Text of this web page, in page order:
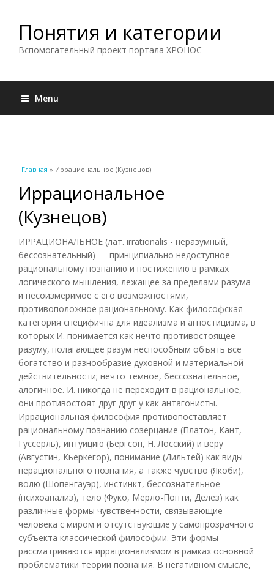
Понятия и категории
Вспомогательный проект портала ХРОНОС
Menu
Вы здесь
Главная » Иррациональное (Кузнецов)
Иррациональное
(Кузнецов)
ИРРАЦИОНАЛЬНОЕ (лат. irrationalis - неразумный,
бессознательный) — принципиально недоступное
рациональному познанию и постижению в рамках
логического мышления, лежащее за пределами разума
и несоизмеримое с его возможностями,
противоположное рациональному. Как философская
категория специфична для идеализма и агностицизма, в
которых И. понимается как нечто противостоящее
разуму, полагающее разум неспособным объять все
богатство и разнообразие духовной и материальной
действительности; нечто темное, бессознательное,
алогичное. И. никогда не переходит в рациональное,
они противостоят друг друг у как антагонисты.
Иррациональная философия противопоставляет
рациональному познанию созерцание (Платон, Кант,
Гуссерль), интуицию (Бергсон, Н. Лосский) и веру
(Августин, Кьеркегор), понимание (Дильтей) как виды
нерационального познания, а также чувство (Якоби),
волю (Шопенгауэр), инстинкт, бессознательное
(психоанализ), тело (Фуко, Мерло-Понти, Делез) как
различные формы чувственности, связывающие
человека с миром и отсутствующие у самопрозрачного
субъекта классической философии. Эти формы
рассматриваются иррационализмом в рамках основной
проблематики теории познания. В негативном смысле,